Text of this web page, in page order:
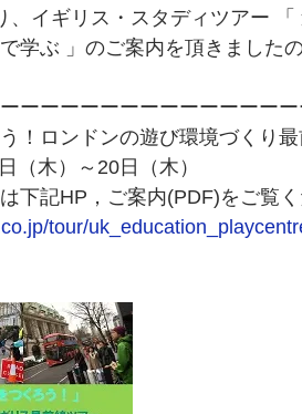
、イギリス・スタディツアー
学ぶ 」のご案内を頂きました
ーーーーーーーーーーーーー
！ロンドンの遊び環境づくり最
（木）～20日（木）
下記HP，ご案内(PDF)をご覧
tour/